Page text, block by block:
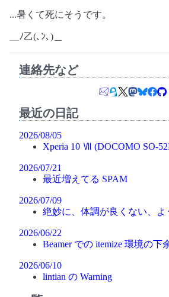
...暑くて死にそうです。
＿ﾉ乙(､ﾝ､)＿
連絡先など
最近の日記
2026/08/05
Xperia 10 Ⅶ (DOCOMO SO-
2026/07/21
最近増えてる SPAM
2026/07/09
絶妙に、体調が良くない、よ
2026/06/22
Beamer での itemize 環境の下
2026/06/10
lintian の Warning